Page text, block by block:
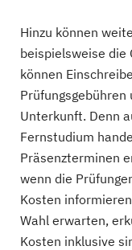
Hinzu können
beispielsweise die
können
Prüfungsgebühren
Unterkunft. Denn
Fernstudium
Präsenzterminen
wenn die
Kosten
Wahl erwarten,
Kosten inklusive